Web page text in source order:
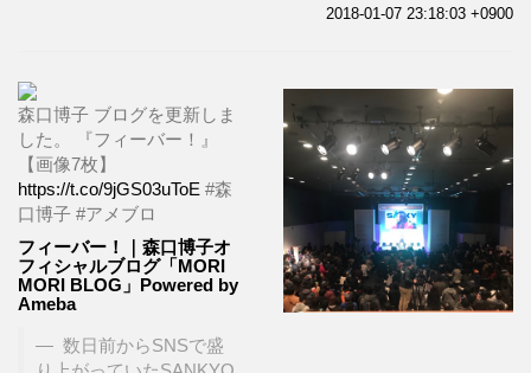
2018-01-07 23:18:03 +0900
森口博子 ブログを更新しま
した。 『フィーバー！』
【画像7枚】
https://t.co/9jGS03uToE #森
口博子 #アメブロ
フィーバー！｜森口博子オ
フィシャルブログ「MORI
MORI BLOG」Powered by
Ameba
数日前からSNSで盛